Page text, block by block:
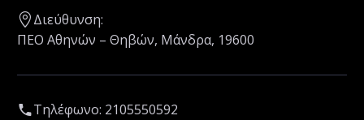
Διεύθυνση:
ΠΕΟ Αθηνών – Θηβών, Μάνδρα, 19600
Τηλέφωνο: 2105550592